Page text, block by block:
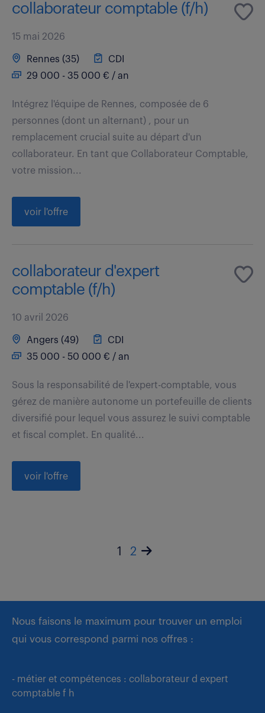
collaborateur comptable (f/h)
15 mai 2026
Rennes (35)
CDI
29 000 - 35 000 € / an
Intégrez l'équipe de Rennes, composée de 6
personnes (dont un alternant) , pour un
remplacement crucial suite au départ d'un
collaborateur. En tant que Collaborateur Comptable,
votre mission...
voir l'offre
collaborateur d'expert
comptable (f/h)
10 avril 2026
Angers (49)
CDI
35 000 - 50 000 € / an
Sous la responsabilité de l'expert-comptable, vous
gérez de manière autonome un portefeuille de clients
diversifié pour lequel vous assurez le suivi comptable
et fiscal complet. En qualité...
voir l'offre
1 2
Nous faisons le maximum pour trouver un emploi
qui vous correspond parmi nos offres :
- métier et compétences : collaborateur d expert
comptable f h